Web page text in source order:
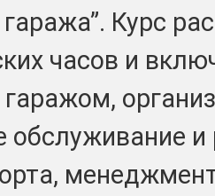
Курс
часов и
обслуживание